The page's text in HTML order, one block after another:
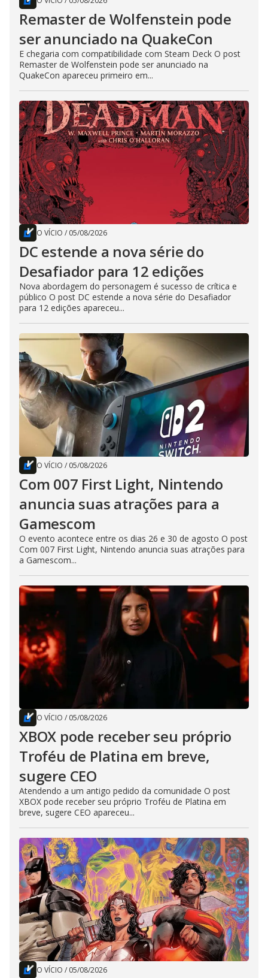
Remaster de Wolfenstein pode
ser anunciado na QuakeCon
E chegaria com compatibilidade com Steam Deck O post
Remaster de Wolfenstein pode ser anunciado na
QuakeCon apareceu primeiro em...
O VÍCIO / 05/08/2026
DC estende a nova série do
Desafiador para 12 edições
Nova abordagem do personagem é sucesso de crítica e
público O post DC estende a nova série do Desafiador
para 12 edições apareceu...
O VÍCIO / 05/08/2026
Com 007 First Light, Nintendo
anuncia suas atrações para a
Gamescom
O evento acontece entre os dias 26 e 30 de agosto O post
Com 007 First Light, Nintendo anuncia suas atrações para
a Gamescom...
O VÍCIO / 05/08/2026
XBOX pode receber seu próprio
Troféu de Platina em breve,
sugere CEO
Atendendo a um antigo pedido da comunidade O post
XBOX pode receber seu próprio Troféu de Platina em
breve, sugere CEO apareceu...
O VÍCIO / 05/08/2026